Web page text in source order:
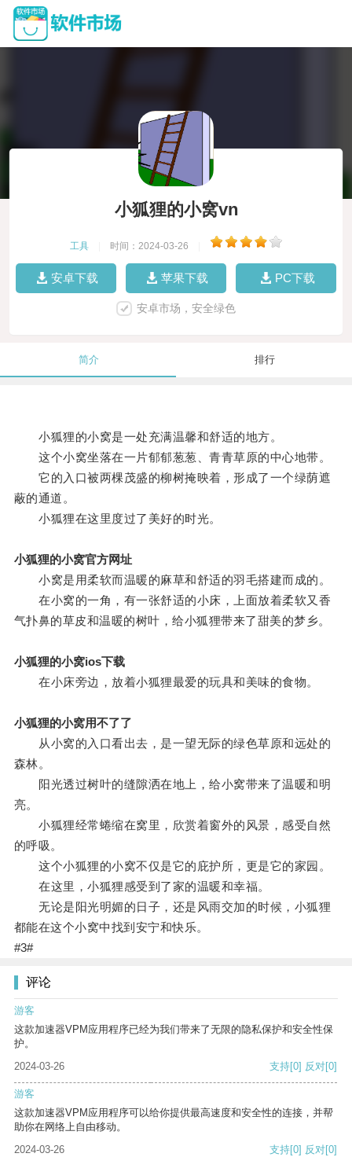
小狐狸的小窝vn
工具 时间：2024-03-26
安卓下载 苹果下载 PC下载
安卓市场，安全绿色
简介 排行
小狐狸的小窝是一处充满温馨和舒适的地方。
这个小窝坐落在一片郁郁葱葱、青青草原的中心地带。
它的入口被两棵茂盛的柳树掩映着，形成了一个绿荫遮
蔽的通道。
小狐狸在这里度过了美好的时光。
小狐狸的小窝官方网址
小窝是用柔软而温暖的麻草和舒适的羽毛搭建而成的。
在小窝的一角，有一张舒适的小床，上面放着柔软又香
气扑鼻的草皮和温暖的树叶，给小狐狸带来了甜美的梦乡。
小狐狸的小窝ios下载
在小床旁边，放着小狐狸最爱的玩具和美味的食物。
小狐狸的小窝用不了了
从小窝的入口看出去，是一望无际的绿色草原和远处的
森林。
阳光透过树叶的缝隙洒在地上，给小窝带来了温暖和明
亮。
小狐狸经常蜷缩在窝里，欣赏着窗外的风景，感受自然
的呼吸。
这个小狐狸的小窝不仅是它的庇护所，更是它的家园。
在这里，小狐狸感受到了家的温暖和幸福。
无论是阳光明媚的日子，还是风雨交加的时候，小狐狸
都能在这个小窝中找到安宁和快乐。
#3#
评论
游客
这款加速器VPM应用程序已经为我们带来了无限的隐私保护和安全性保
护。
2024-03-26
支持[0] 反对[0]
游客
这款加速器VPM应用程序可以给你提供最高速度和安全性的连接，并帮
助你在网络上自由移动。
2024-03-26
支持[0] 反对[0]